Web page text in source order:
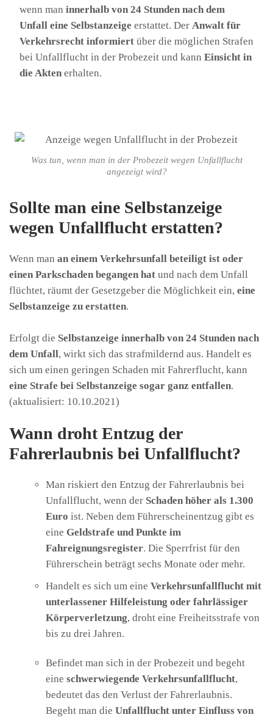
wenn man innerhalb von 24 Stunden nach dem
Unfall eine Selbstanzeige erstattet. Der Anwalt für
Verkehrsrecht informiert über die möglichen Strafen
bei Unfallflucht in der Probezeit und kann Einsicht in
die Akten erhalten.
Was tun, wenn man in der Probezeit wegen Unfallflucht
angezeigt wird?
Sollte man eine Selbstanzeige
wegen Unfallflucht erstatten?
Wenn man an einem Verkehrsunfall beteiligt ist oder
einen Parkschaden begangen hat und nach dem Unfall
flüchtet, räumt der Gesetzgeber die Möglichkeit ein, eine
Selbstanzeige zu erstatten.
Erfolgt die Selbstanzeige innerhalb von 24 Stunden nach
dem Unfall, wirkt sich das strafmildernd aus. Handelt es
sich um einen geringen Schaden mit Fahrerflucht, kann
eine Strafe bei Selbstanzeige sogar ganz entfallen.
(aktualisiert: 10.10.2021)
Wann droht Entzug der
Fahrerlaubnis bei Unfallflucht?
Man riskiert den Entzug der Fahrerlaubnis bei
Unfallflucht, wenn der Schaden höher als 1.300
Euro ist. Neben dem Führerscheinentzug gibt es
eine Geldstrafe und Punkte im
Fahreignungsregister. Die Sperrfrist für den
Führerschein beträgt sechs Monate oder mehr.
Handelt es sich um eine Verkehrsunfallflucht mit
unterlassener Hilfeleistung oder fahrlässiger
Körperverletzung, droht eine Freiheitsstrafe von
bis zu drei Jahren.
Befindet man sich in der Probezeit und begeht
eine schwerwiegende Verkehrsunfallflucht,
bedeutet das den Verlust der Fahrerlaubnis.
Begeht man die Unfallflucht unter Einfluss von